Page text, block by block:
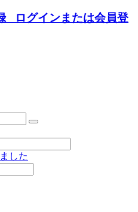
ログインまたは会員登
した